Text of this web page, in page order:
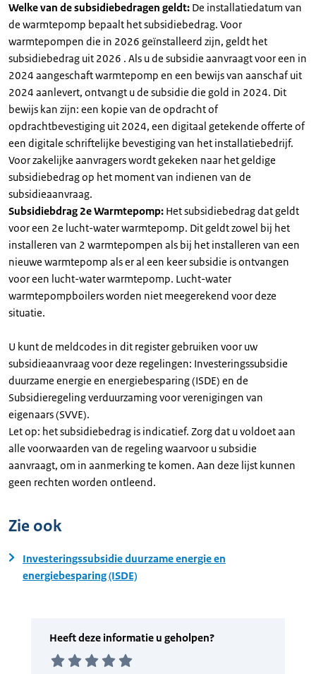
Welke van de subsidiebedragen geldt: De installatiedatum van
de warmtepomp bepaalt het subsidiebedrag. Voor
warmtepompen die in 2026 geïnstalleerd zijn, geldt het
subsidiebedrag uit 2026 . Als u de subsidie aanvraagt voor een in
2024 aangeschaft warmtepomp en een bewijs van aanschaf uit
2024 aanlevert, ontvangt u de subsidie die gold in 2024. Dit
bewijs kan zijn: een kopie van de opdracht of
opdrachtbevestiging uit 2024, een digitaal getekende offerte of
een digitale schriftelijke bevestiging van het installatiebedrijf.
Voor zakelijke aanvragers wordt gekeken naar het geldige
subsidiebedrag op het moment van indienen van de
subsidieaanvraag.
Subsidiebdrag 2e Warmtepomp: Het subsidiebedrag dat geldt
voor een 2e lucht-water warmtepomp. Dit geldt zowel bij het
installeren van 2 warmtepompen als bij het installeren van een
nieuwe warmtepomp als er al een keer subsidie is ontvangen
voor een lucht-water warmtepomp. Lucht-water
warmtepompboilers worden niet meegerekend voor deze
situatie.
U kunt de meldcodes in dit register gebruiken voor uw
subsidieaanvraag voor deze regelingen: Investeringssubsidie
duurzame energie en energiebesparing (ISDE) en de
Subsidieregeling verduurzaming voor verenigingen van
eigenaars (SVVE).
Let op: het subsidiebedrag is indicatief. Zorg dat u voldoet aan
alle voorwaarden van de regeling waarvoor u subsidie
aanvraagt, om in aanmerking te komen. Aan deze lijst kunnen
geen rechten worden ontleend.
Zie ook
Investeringssubsidie duurzame energie en
energiebesparing (ISDE)